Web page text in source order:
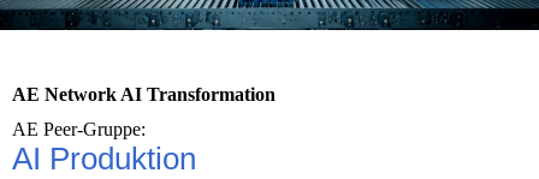
AE Network AI Transformation
AE Peer-Gruppe:
AI Produktion